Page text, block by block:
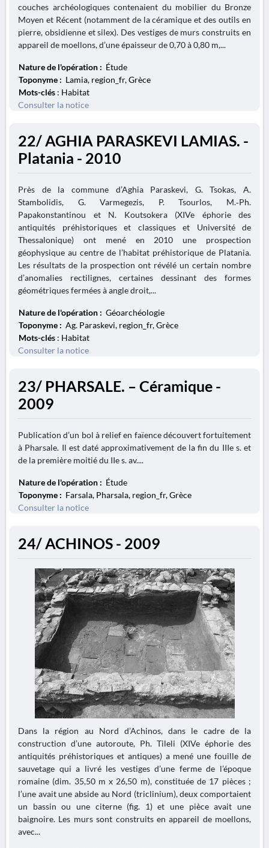
couches archéologiques contenaient du mobilier du Bronze
Moyen et Récent (notamment de la céramique et des outils en
pierre, obsidienne et silex). Des vestiges de murs construits en
appareil de moellons, d’une épaisseur de 0,70 à 0,80 m,...
Nature de l'opération : Étude
Toponyme : Lamia, region_fr, Grèce
Mots-clés : Habitat
Consulter la notice
22/ AGHIA PARASKEVI LAMIAS. -
Platania - 2010
Près de la commune d’Aghia Paraskevi, G. Tsokas, A.
Stambolidis, G. Varmegezis, P. Tsourlos, M.‑Ph.
Papakonstantinou et N. Koutsokera (XIVe éphorie des
antiquités préhistoriques et classiques et Université de
Thessalonique) ont mené en 2010 une prospection
géophysique au centre de l’habitat préhistorique de Platania.
Les résultats de la prospection ont révélé un certain nombre
d’anomalies rectilignes, certaines dessinant des formes
géométriques fermées à angle droit,...
Nature de l'opération : Géoarchéologie
Toponyme : Ag. Paraskevi, region_fr, Grèce
Mots-clés : Habitat
Consulter la notice
23/ PHARSALE. – Céramique -
2009
Publication d’un bol à relief en faïence découvert fortuitement
à Pharsale. Il est daté approximativement de la fin du IIIe s. et
de la première moitié du IIe s. av....
Nature de l'opération : Étude
Toponyme : Farsala, Pharsala, region_fr, Grèce
Consulter la notice
24/ ACHINOS - 2009
Dans la région au Nord d’Achinos, dans le cadre de la
construction d’une autoroute, Ph. Tileli (XIVe éphorie des
antiquités préhistoriques et antiques) a mené une fouille de
sauvetage qui a livré les vestiges d’une ferme de l’époque
romaine (dim. 35,50 m x 26,50 m), constituée de 17 pièces ;
l’une avait une abside au Nord (triclinium), deux comportaient
un bassin ou une citerne (fig. 1) et une pièce avait une
baignoire. Les murs sont construits en appareil de moellons,
avec...